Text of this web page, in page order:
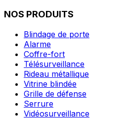
NOS PRODUITS
Blindage de porte
Alarme
Coffre-fort
Télésurveillance
Rideau métallique
Vitrine blindée
Grille de défense
Serrure
Vidéosurveillance